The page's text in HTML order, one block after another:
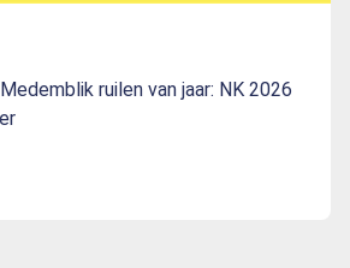
ruilen van jaar: NK 2026